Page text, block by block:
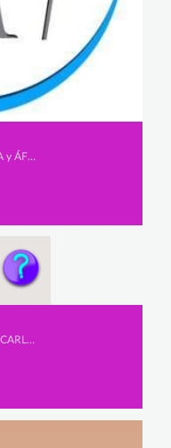
Secundaria, CARLA VELAZQUEZ BAENA y ÁFRICA MORALES VISCASILLAS
Secundaria, MARÍA FORNOVI GÓMEZ, CARLOTA LOPEZ ALBRECHT y LARA IGLESIAS PÉREZ